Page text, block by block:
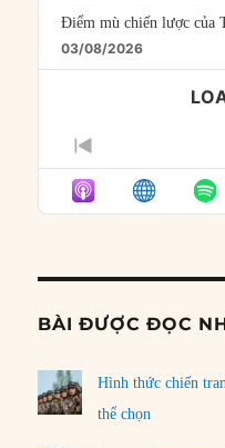
Điểm mù chiến lược của
03/08/2026
PREVIOUS
EPISODE
BÀI ĐƯỢC ĐỌC
Hình thức chiến
thể chọn